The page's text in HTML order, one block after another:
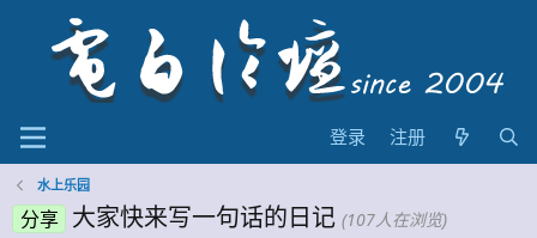
登录 注册
水上乐园
分享 大家快来写一句话的日记 (107人在浏览)